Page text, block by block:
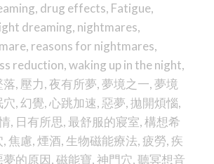
, drug effects, Fatigue,
dreaming, nightmares,
, reasons for nightmares,
reduction,waking up in the night,
落, 壓力,夜有所夢,夢境之一,夢境
穴,幻覺,心跳加速, 惡夢,拋開煩惱,
, 日有所思,最舒服的寢室,構想希
,焦慮,煙酒, 生物磁能療法,疲勞,疾
夢的原因,磁能寶,神門穴,聽冥想音